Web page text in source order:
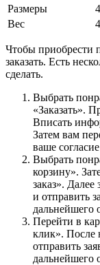
Размеры
Вес
Чтобы приобрести
заказать. Есть
сделать.
Выбрать
«Заказать».
Вписать
Затем вам
ваше
Выбрать
корзину».
заказ».
и отправить
дальнейшего
Перейти в
клик». После
отправить
дальнейшего